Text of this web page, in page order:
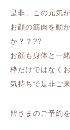
是非、この元気
お顔の筋肉を動
か？？??
お顔も身体と一
枠だけではなく
気持ちで是非ご
皆さまのご予約